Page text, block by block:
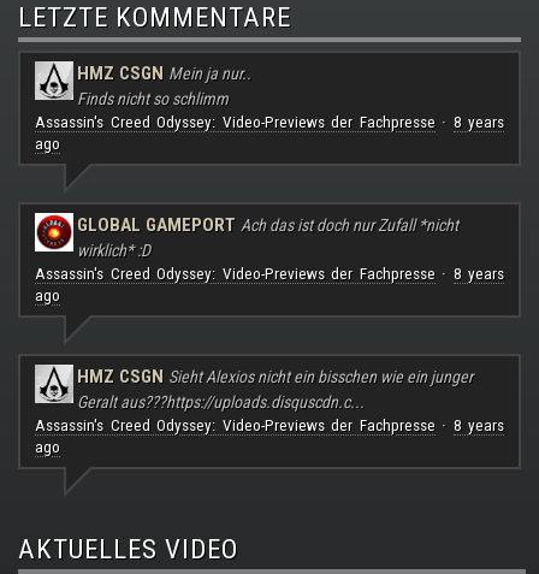
LETZTE KOMMENTARE
HMZ CSGN Mein ja nur..
Finds nicht so schlimm
Assassin's Creed Odyssey: Video-Previews der Fachpresse· 8 years
ago
GLOBAL GAMEPORT Ach das ist doch nur Zufall *nicht
wirklich* :D
Assassin's Creed Odyssey: Video-Previews der Fachpresse· 8 years
ago
HMZ CSGN Sieht Alexios nicht ein bisschen wie ein junger
Geralt aus???https://uploads.disquscdn.c...
Assassin's Creed Odyssey: Video-Previews der Fachpresse· 8 years
ago
AKTUELLES VIDEO